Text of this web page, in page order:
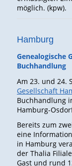
möglich. (kpw).
Hamburg
Genealogische
Buchhandlung
Am 23. und 24.
Gesellschaft
Buchhandlung
Hamburg-
Bereits zum
eine
in Hamburg
der Thalia
Gast und rund